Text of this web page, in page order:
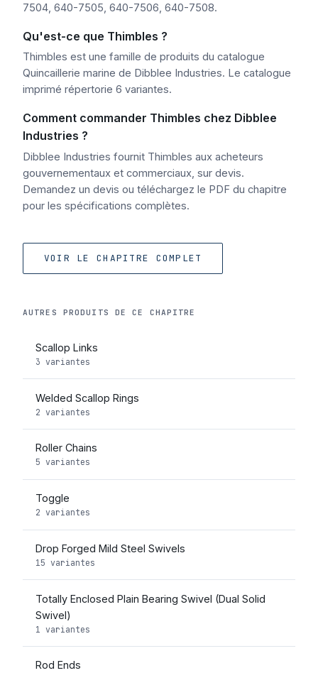
7504, 640-7505, 640-7506, 640-7508.
Qu'est-ce que Thimbles ?
Thimbles est une famille de produits du catalogue
Quincaillerie marine de Dibblee Industries. Le catalogue
imprimé répertorie 6 variantes.
Comment commander Thimbles chez Dibblee
Industries ?
Dibblee Industries fournit Thimbles aux acheteurs
gouvernementaux et commerciaux, sur devis.
Demandez un devis ou téléchargez le PDF du chapitre
pour les spécifications complètes.
VOIR LE CHAPITRE COMPLET
AUTRES PRODUITS DE CE CHAPITRE
Scallop Links
3 variantes
Welded Scallop Rings
2 variantes
Roller Chains
5 variantes
Toggle
2 variantes
Drop Forged Mild Steel Swivels
15 variantes
Totally Enclosed Plain Bearing Swivel (Dual Solid
Swivel)
1 variantes
Rod Ends